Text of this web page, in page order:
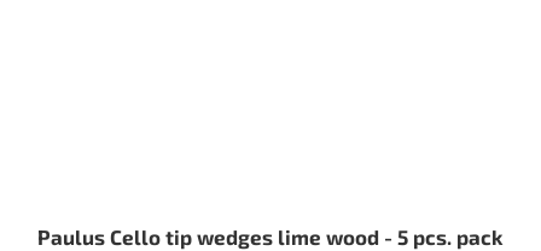
Paulus Cello tip wedges lime wood - 5 pcs. pack